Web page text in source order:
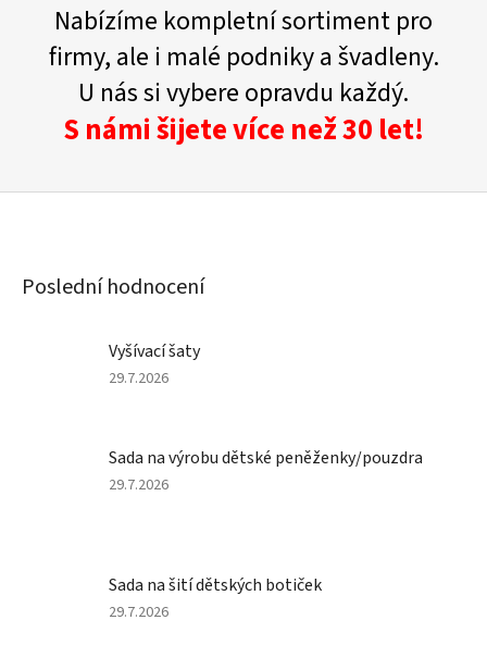
Nabízíme kompletní sortiment pro
firmy, ale i malé podniky a švadleny.
U nás si vybere opravdu každý.
S námi šijete více než 30 let!
Poslední hodnocení
Vyšívací šaty
Hodnocení
z
5
29.7.2026
Sada na výrobu dětské peněženky/pouzdra
Hodnocení
5
hvězdiček.
29.7.2026
Sada na šití dětských botiček
Hodnocení
29.7.2026